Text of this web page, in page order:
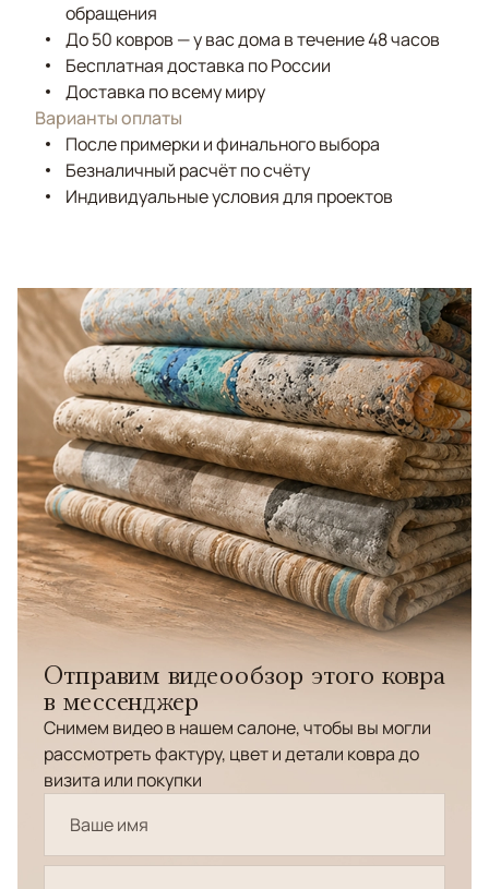
обращения
До 50 ковров — у вас дома в течение 48 часов
Бесплатная доставка по России
Доставка по всему миру
Варианты оплаты
После примерки и финального выбора
Безналичный расчёт по счёту
Индивидуальные условия для проектов
Отправим видеообзор этого ковра
в мессенджер
Снимем видео в нашем салоне, чтобы вы могли
рассмотреть фактуру, цвет и детали ковра до
визита или покупки